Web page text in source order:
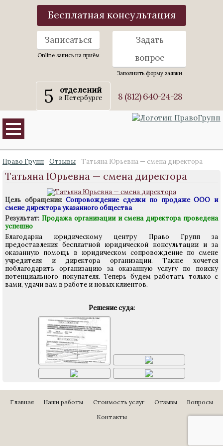
Бесплатная консультация
Записаться
Online запись на приём
Задать
вопрос
Заполнить форму заявки
5 отделений
в Петербурге 8 (812) 640-24-28
Право Групп Отзывы Татьяна Юрьевна — смена директора
Татьяна Юрьевна — смена директора
Цель обращения:Сопровождение сделки по продаже ООО и
смене директора указанного общества
Результат: Продажа организации и смена директора проведена
успешно
Благодарна юридическому центру Право Групп за
предоставления бесплатной юридической консультации и за
оказанную помощь в юридическом сопровождение по смене
учредителя и директора организации. Также хочется
поблагодарить организацию за оказанную услугу по поиску
потенциального покупателя. Теперь будем работать только с
вами, удачи вам в работе и новых клиентов.
Решение суда:
Главная Наши работы Стоимость услуг Отзывы
Вопросы
Контакты